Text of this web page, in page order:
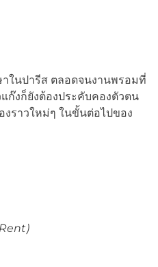
ในปารีส ตลอดจนงานพรอมที่
ก๊งก็ยังต้องประคับคองตัวตน
งราวใหม่ๆ ในขั้นต่อไปของ